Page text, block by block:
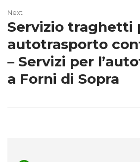
Next
Servizio traghetti
autotrasporto
– Servizi per
a Forni di Sopra